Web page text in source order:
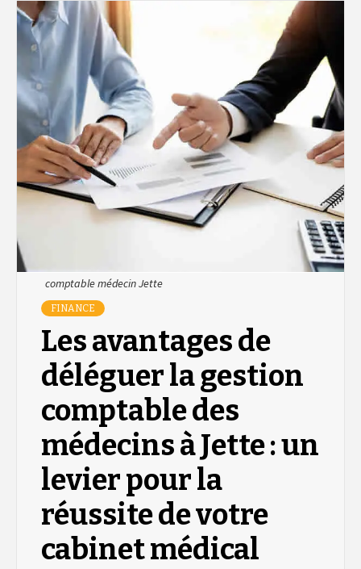
comptable médecin Jette
FINANCE
Les avantages de
déléguer la gestion
comptable des
médecins à Jette : un
levier pour la
réussite de votre
cabinet médical